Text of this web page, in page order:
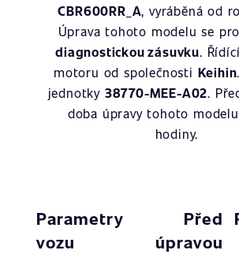
CBR600RR_A, vyráběná od
Úprava tohoto modelu se
diagnostickou zásuvku.
motoru od společnosti Keihin
jednotky 38770-MEE-A02.
doba úpravy tohoto
hodiny.
Parametry
vozu
Před
úpravou